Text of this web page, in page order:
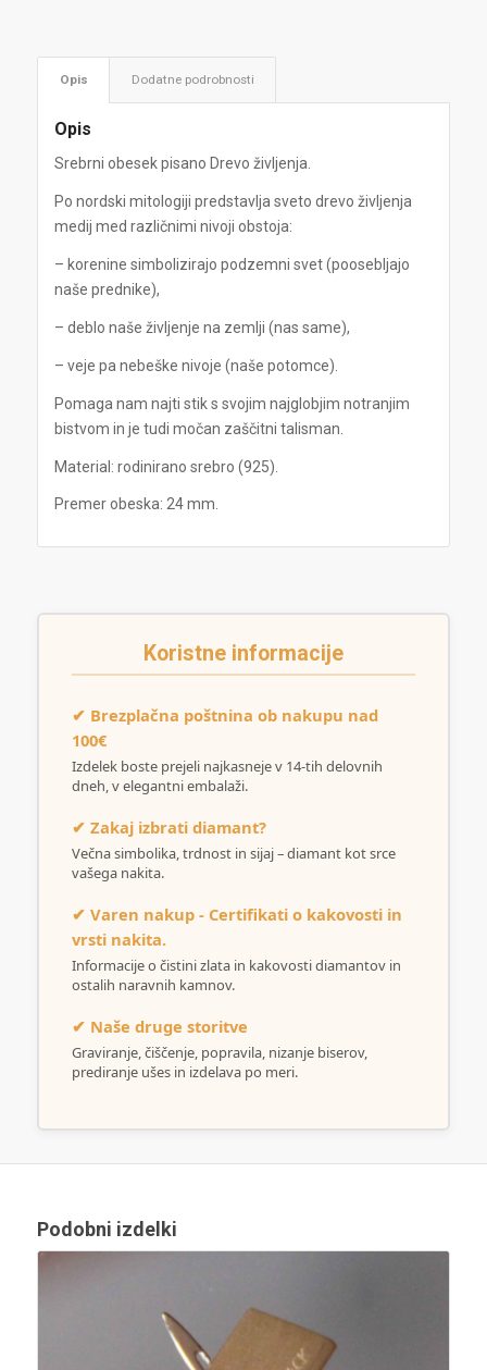
Opis Dodatne podrobnosti
Opis
Srebrni obesek pisano Drevo življenja.
Po nordski mitologiji predstavlja sveto drevo življenja
medij med različnimi nivoji obstoja:
– korenine simbolizirajo podzemni svet (poosebljajo
naše prednike),
– deblo naše življenje na zemlji (nas same),
– veje pa nebeške nivoje (naše potomce).
Pomaga nam najti stik s svojim najglobjim notranjim
bistvom in je tudi močan zaščitni talisman.
Material: rodinirano srebro (925).
Premer obeska: 24 mm.
Koristne informacije
✔ Brezplačna poštnina ob nakupu nad
100€
Izdelek boste prejeli najkasneje v 14-tih delovnih
dneh, v elegantni embalaži.
✔ Zakaj izbrati diamant?
Večna simbolika, trdnost in sijaj – diamant kot srce
vašega nakita.
✔ Varen nakup - Certifikati o kakovosti in
vrsti nakita.
Informacije o čistini zlata in kakovosti diamantov in
ostalih naravnih kamnov.
✔ Naše druge storitve
Graviranje, čiščenje, popravila, nizanje biserov,
prediranje ušes in izdelava po meri.
Podobni izdelki